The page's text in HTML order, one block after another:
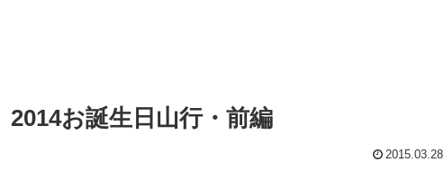
2014お誕生日山行・前編
2015.03.28